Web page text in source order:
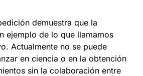
demuestra que la
ejemplo de lo que llamamos
Actualmente no se puede
en ciencia o en la obtención
sin la colaboración entre